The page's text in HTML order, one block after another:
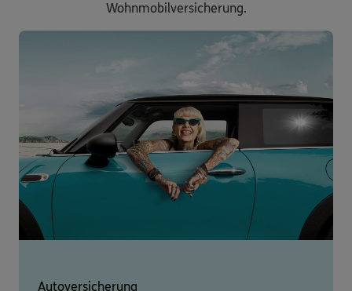
Wohnmobilversicherung.
Autoversicherung